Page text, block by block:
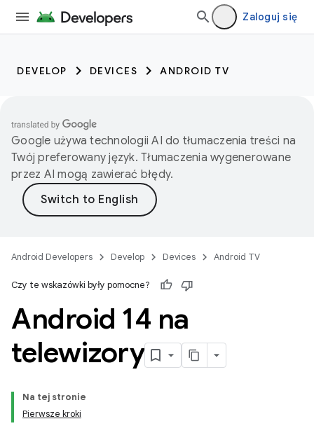
Zaloguj się
DEVELOP DEVICES ANDROID TV
Google używa technologii AI do tłumaczenia treści na
Twój preferowany język. Tłumaczenia wygenerowane
przez AI mogą zawierać błędy.
Android Developers Develop Devices Android TV
Czy te wskazówki były pomocne?
Android 14 na
telewizory
Na tej stronie
Pierwsze kroki